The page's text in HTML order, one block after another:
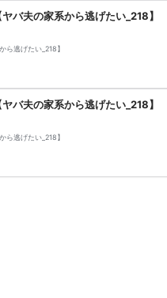
バ夫の家系から逃げたい_218】
ら逃げたい_218】
バ夫の家系から逃げたい_218】
ら逃げたい_218】